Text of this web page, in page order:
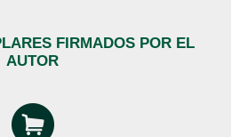
FIRMADOS POR EL
AUTOR